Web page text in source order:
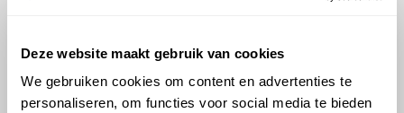
Deze website maakt gebruik van cookies
We gebruiken cookies om content en advertenties te
personaliseren, om functies voor social media te bieden
CVVT?
Hoeveel motorolie gaat er in een Kia